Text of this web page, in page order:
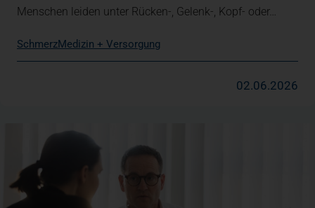
Menschen leiden unter Rücken-, Gelenk-, Kopf- oder…
SchmerzMedizin + Versorgung
02.06.2026